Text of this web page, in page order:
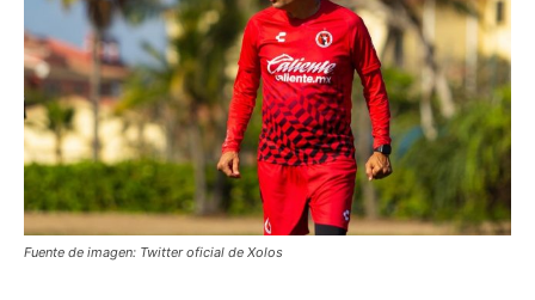
Fuente de imagen: Twitter oficial de Xolos